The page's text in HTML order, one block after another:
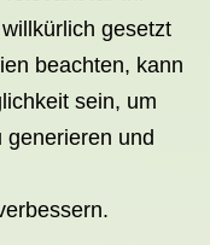
gesetzt
beachten, kann
sein, um
generieren und